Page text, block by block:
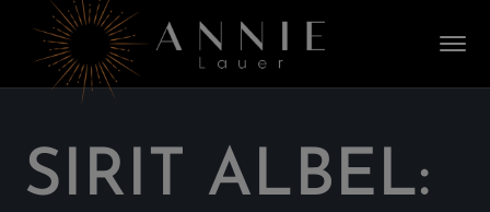
SIRIT ALBEL: